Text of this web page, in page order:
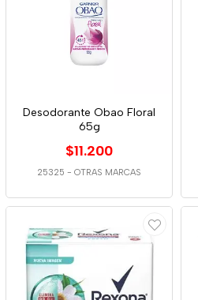
Desodorante Obao Floral
65g
$11.200
25325 - OTRAS MARCAS